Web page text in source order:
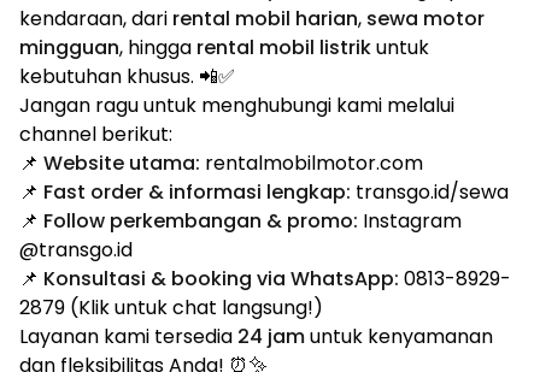
kendaraan, dari rental mobil harian, sewa motor
mingguan, hingga rental mobil listrikuntuk
kebutuhan khusus. 📲✅
Jangan ragu untuk menghubungi kami melalui
channel berikut:
📌 Website utama: rentalmobilmotor.com
📌 Fast order & informasi lengkap: transgo.id/sewa
📌 Follow perkembangan & promo: Instagram
@transgo.id
📌 Konsultasi & booking via WhatsApp: 0813-8929-
2879 (Klik untuk chat langsung!)
Layanan kami tersedia 24 jamuntuk kenyamanan
dan fleksibilitas Anda! ⏰✨